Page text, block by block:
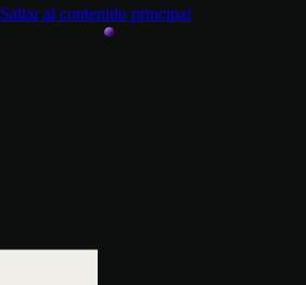
Saltar al contenido principal